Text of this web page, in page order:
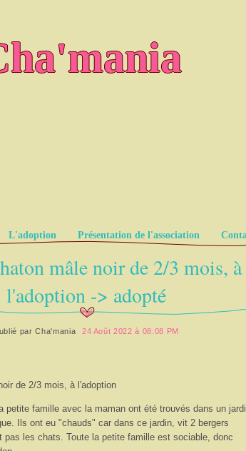
L'adoption Présentation de l'association
mâle noir de 2/3 mois, à
l'adoption -> adopté
parCha'mania 24 Août 2022 à 08:08 PM
de 2/3 mois, à l'adoption
petite famille avec la maman ont été trouvés dans un
Ils ont eu "chauds" car dans ce jardin, vit 2 bergers
pas les chats. Toute la petite famille est sociable, donc